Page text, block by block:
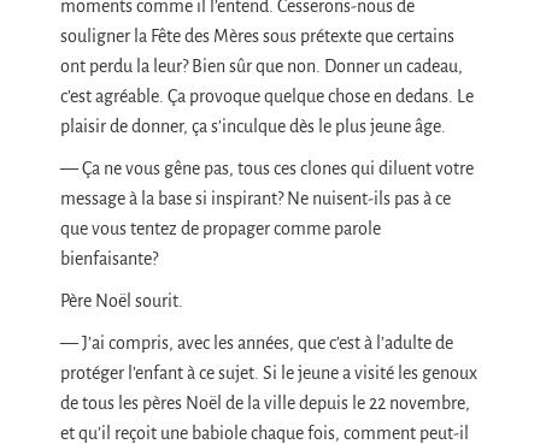
moments comme il l’entend. Cesserons-nous de
souligner la Fête des Mères sous prétexte que certains
ont perdu la leur? Bien sûr que non. Donner un cadeau,
c’est agréable. Ça provoque quelque chose en dedans. Le
plaisir de donner, ça s’inculque dès le plus jeune âge.
— Ça ne vous gêne pas, tous ces clones qui diluent votre
message à la base si inspirant? Ne nuisent-ils pas à ce
que vous tentez de propager comme parole
bienfaisante?
Père Noël sourit.
— J’ai compris, avec les années, que c’est à l’adulte de
protéger l’enfant à ce sujet. Si le jeune a visité les genoux
de tous les pères Noël de la ville depuis le 22 novembre,
et qu’il reçoit une babiole chaque fois, comment peut-il